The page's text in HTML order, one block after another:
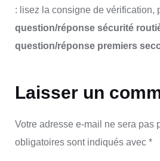
: lisez la consigne de vérification,
question/réponse sécurité
question/réponse premiers
Laisser un
Votre adresse e-mail ne sera pas
obligatoires sont indiqués avec *